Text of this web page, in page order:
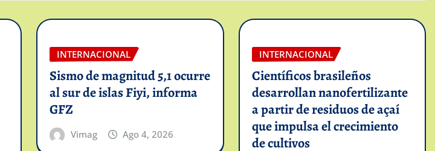
INTERNACIONAL
Sismo de magnitud 5,1 ocurre
al sur de islas Fiyi, informa
GFZ
Vimag Ago 4, 2026
INTERNACIONAL
Científicos brasileños
desarrollan nanofertilizante
a partir de residuos de açaí
que impulsa el crecimiento
de cultivos